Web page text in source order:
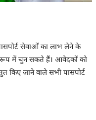
सेवाओं का लाभ लेने के
के रूप में चुन सकते हैं। आवेदकों को
किए जाने वाले सभी पासपोर्ट